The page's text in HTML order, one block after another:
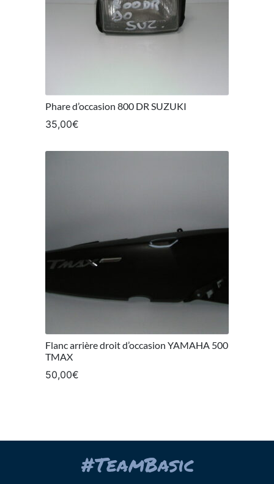
Phare d’occasion 800 DR SUZUKI
35,00€
Flanc arrière droit d’occasion YAMAHA 500
TMAX
50,00€